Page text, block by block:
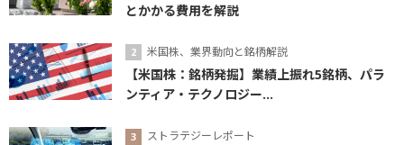
とかかる費用を解説
米国株、業界動向と銘柄解説
【米国株：銘柄発掘】業績上振れ5銘柄、パラ
ンティア・テクノロジー...
ストラテジーレポート